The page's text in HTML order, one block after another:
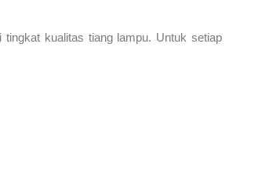
kualitas tiang lampu. Untuk setiap